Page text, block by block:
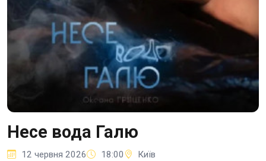
Несе вода Галю
12 червня 2026 18:00
Київ